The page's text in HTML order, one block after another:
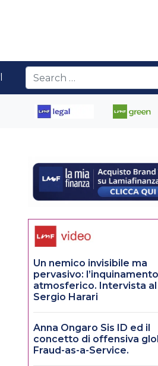
Un nemico invisibile ma
pervasivo: l’inquinamento
atmosferico. Intervista
Sergio Harari
Anna Ongaro Sis ID ed il
concetto di offensiva
Fraud-as-a-Service.